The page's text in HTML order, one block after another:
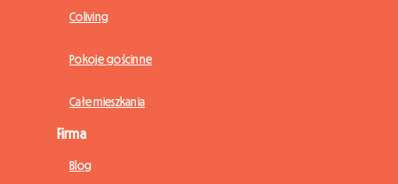
Coliving
Pokoje gościnne
Całe mieszkania
Firma
Blog